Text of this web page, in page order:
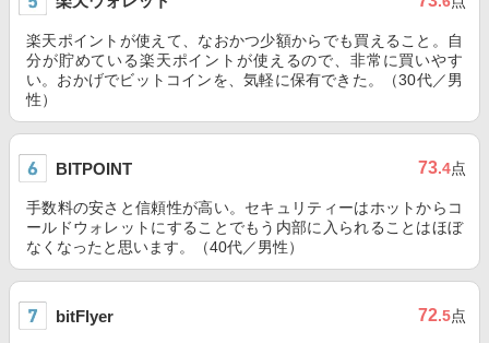
楽天ポイントが使えて、なおかつ少額からでも買えること。自
分が貯めている楽天ポイントが使えるので、非常に買いやす
い。おかげでビットコインを、気軽に保有できた。（30代／男
性）
BITPOINT 73.4点
手数料の安さと信頼性が高い。セキュリティーはホットからコ
ールドウォレットにすることでもう内部に入られることはほぼ
なくなったと思います。（40代／男性）
bitFlyer 72.5点